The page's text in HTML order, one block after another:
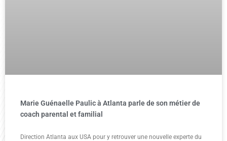
Marie Guénaelle Paulic à Atlanta parle de son métier de
coach parental et familial
Direction Atlanta aux USA pour y retrouver une nouvelle experte du